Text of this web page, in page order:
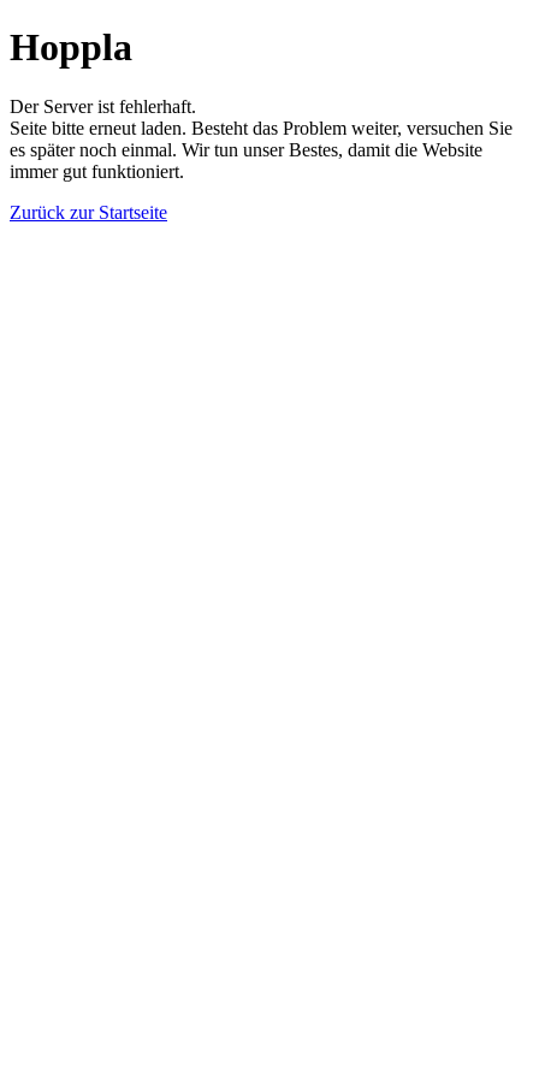
Hoppla
Der Server ist fehlerhaft.
Seite bitte erneut laden. Besteht das Problem weiter, versuchen Sie
es später noch einmal. Wir tun unser Bestes, damit die Website
immer gut funktioniert.
Zurück zur Startseite